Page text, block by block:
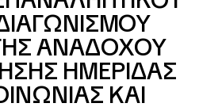
ΑΝΑΔΟΧΟΥ
ΗΜΕΡΙΔΑΣ
ΚΑΙ